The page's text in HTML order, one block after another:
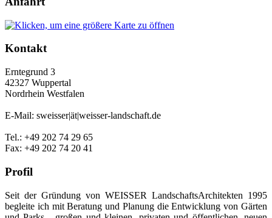
Kontakt
Erntegrund 3
42327 Wuppertal
Nordrhein Westfalen
E-Mail: sweisser|ät|weisser-landschaft.de
Tel.: +49 202 74 29 65
Fax: +49 202 74 20 41
Profil
Seit der Gründung von WEISSER LandschaftsArchitekten 1995
begleite ich mit Beratung und Planung die Entwicklung von Gärten